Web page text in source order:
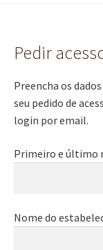
Pedir
Preencha os
seu pedido de
login por email.
Primeiro e último
Nome do